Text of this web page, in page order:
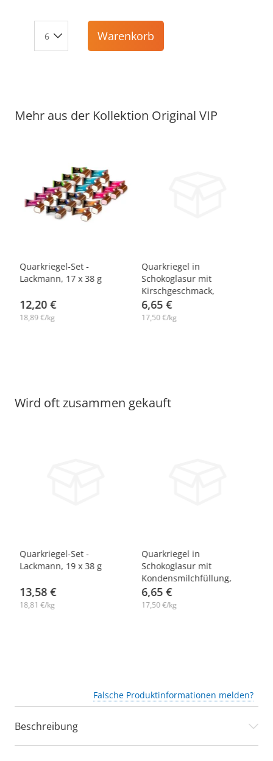
Warenkorb
Mehr aus der Kollektion Original VIP
-7%
Quarkriegel-Set -
Lackmann, 17 x 38 g
12,20 €
18,89 €/kg
-12%
Quarkriegel in
Schokoglasur mit
Kirschgeschmack,
Lackmann, 10 х 38 g
6,65 €
17,50 €/kg
Wird oft zusammen gekauft
-7%
Quarkriegel-Set -
Lackmann, 19 x 38 g
13,58 €
18,81 €/kg
-12%
Quarkriegel in
Schokoglasur mit
Kondensmilchfüllung,
Lackmann, 10 х 38 g
6,65 €
17,50 €/kg
Falsche Produktinformationen melden?
Beschreibung